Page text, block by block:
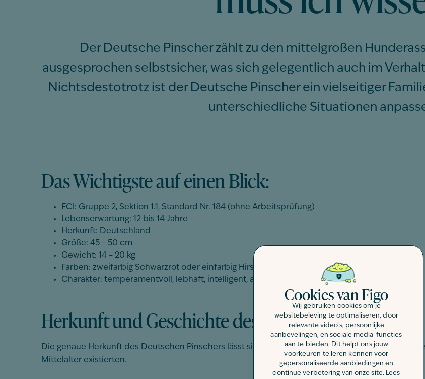
Cookies van Figo
Wij gebruiken cookies om je
websitebeleving te optimaliseren, door
relevante video's, persoonlijke
aanbevelingen, en sociale media-functies
aan te bieden. Dit helpt ons jouw
voorkeuren te leren kennen voor
gepersonaliseerde aanbiedingen en
continue verbetering van onze site. Lees
Der Deutsche Pinscher zählt zu den mittelgroßen
ausgesprochen selbstsicher, was sich gelegentlich auch im
Nichtsdestotrotz ist der Deutsche Pinscher ein vielseitiger
unterschiedliche Situationen
Das Wichtigste auf einen Blick:
FCI: Gruppe 2, Sektion 1.1, Standard Nr. 184 (ohne Arbeitsprüfung)
Lebenserwartung: 12 bis 14 Jahre
Herkunft: Deutschland
Größe: 45 – 50 cm
Gewicht: 14 – 20 kg
Farben: zweifarbig Schwarzrot oder einfarbig Hirschbraun, Rotbraun bis Dunkelrotbraun
Charakter: temperamentvoll, lebhaft, intelligent, ausgeglichen, anpassungsfähig
Herkunft und Geschichte des Deutschen Pinschers
Die genaue Herkunft des Deutschen Pinschers lässt sich nicht mehr eindeutig nachvollziehen.
Mittelalter existierten.